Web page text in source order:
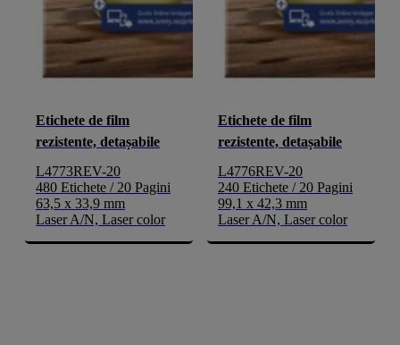
Etichete de film
rezistente, detașabile
L4773REV-20
480 Etichete / 20 Pagini
63,5 x 33,9 mm
Laser A/N, Laser color
Etichete de film
rezistente, detașabile
L4776REV-20
240 Etichete / 20 Pagini
99,1 x 42,3 mm
Laser A/N, Laser color